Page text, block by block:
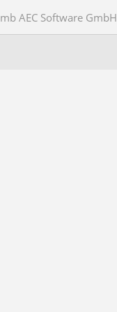
mb AEC Software GmbH